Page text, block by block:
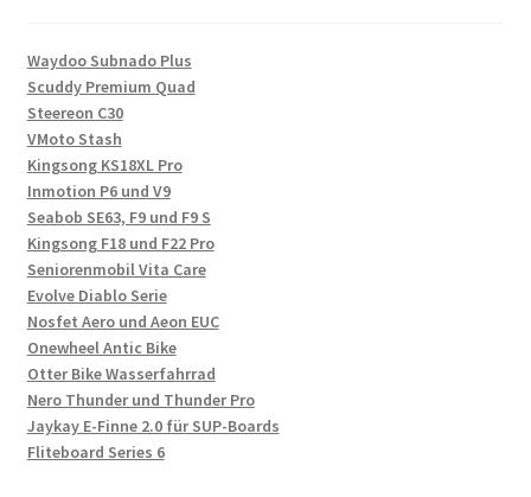
Waydoo Subnado Plus
Scuddy Premium Quad
Steereon C30
VMoto Stash
Kingsong KS18XL Pro
Inmotion P6 und V9
Seabob SE63, F9 und F9 S
Kingsong F18 und F22 Pro
Seniorenmobil Vita Care
Evolve Diablo Serie
Nosfet Aero und Aeon EUC
Onewheel Antic Bike
Otter Bike Wasserfahrrad
Nero Thunder und Thunder Pro
Jaykay E-Finne 2.0 für SUP-Boards
Fliteboard Series 6